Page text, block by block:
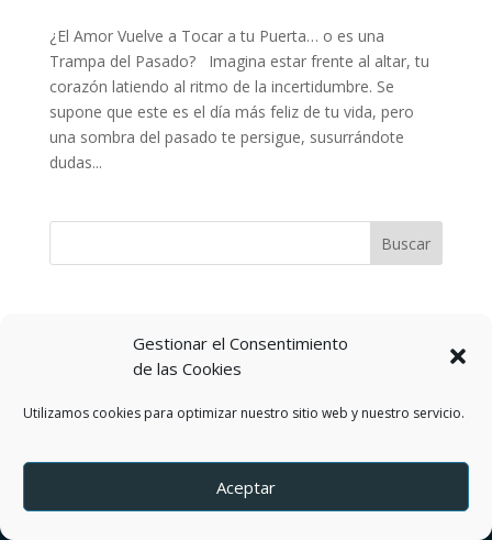
Gestionar el Consentimiento
de las Cookies
Utilizamos cookies para optimizar nuestro sitio web y nuestro servicio.
Aceptar
¿El Amor Vuelve a Tocar a tu Puerta… o es una
Trampa del Pasado? Imagina estar frente al altar, tu
corazón latiendo al ritmo de la incertidumbre. Se
supone que este es el día más feliz de tu vida, pero
una sombra del pasado te persigue, susurrándote
dudas...
Política de privacidad
Política de Cookies
Contactos
by DEREJ TZION S.A.S.